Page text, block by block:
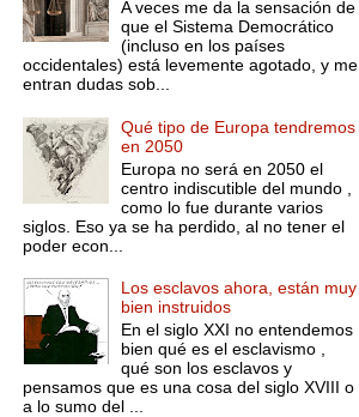
A veces me da la sensación de
que el Sistema Democrático
(incluso en los países
occidentales) está levemente agotado, y me
entran dudas sob...
Qué tipo de Europa tendremos
en 2050
Europa no será en 2050 el
centro indiscutible del mundo ,
como lo fue durante varios
siglos. Eso ya se ha perdido, al no tener el
poder econ...
Los esclavos ahora, están muy
bien instruidos
En el siglo XXI no entendemos
bien qué es el esclavismo ,
qué son los esclavos y
pensamos que es una cosa del siglo XVIII o
a lo sumo del ...